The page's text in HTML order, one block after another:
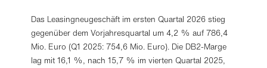
Das Leasingneugeschäft im ersten Quartal 2026 stieg
gegenüber dem Vorjahresquartal um 4,2 % auf 786,4
Mio. Euro (Q1 2025: 754,6 Mio. Euro). Die DB2-Marge
lag mit 16,1 %, nach 15,7 % im vierten Quartal 2025,